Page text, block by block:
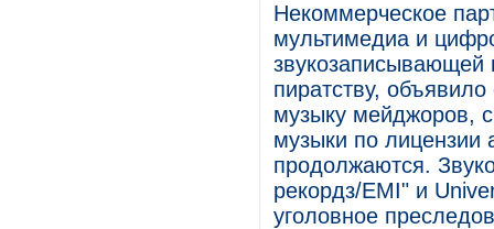
Некоммерческое
мультимедиа и
звукозаписывающей
пиратству,
музыку мейджоров,
музыки по
продолжаются.
рекордз/EMI" и
уголовное